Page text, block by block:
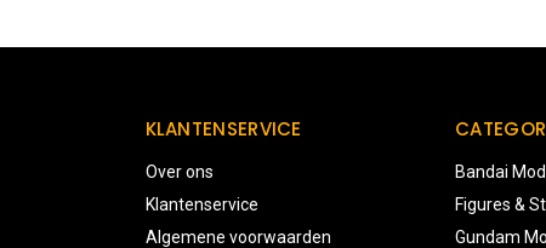
KLANTENSERVICE
Over ons
Klantenservice
Algemene voorwaarden
Bandai
Figures &
Gundam